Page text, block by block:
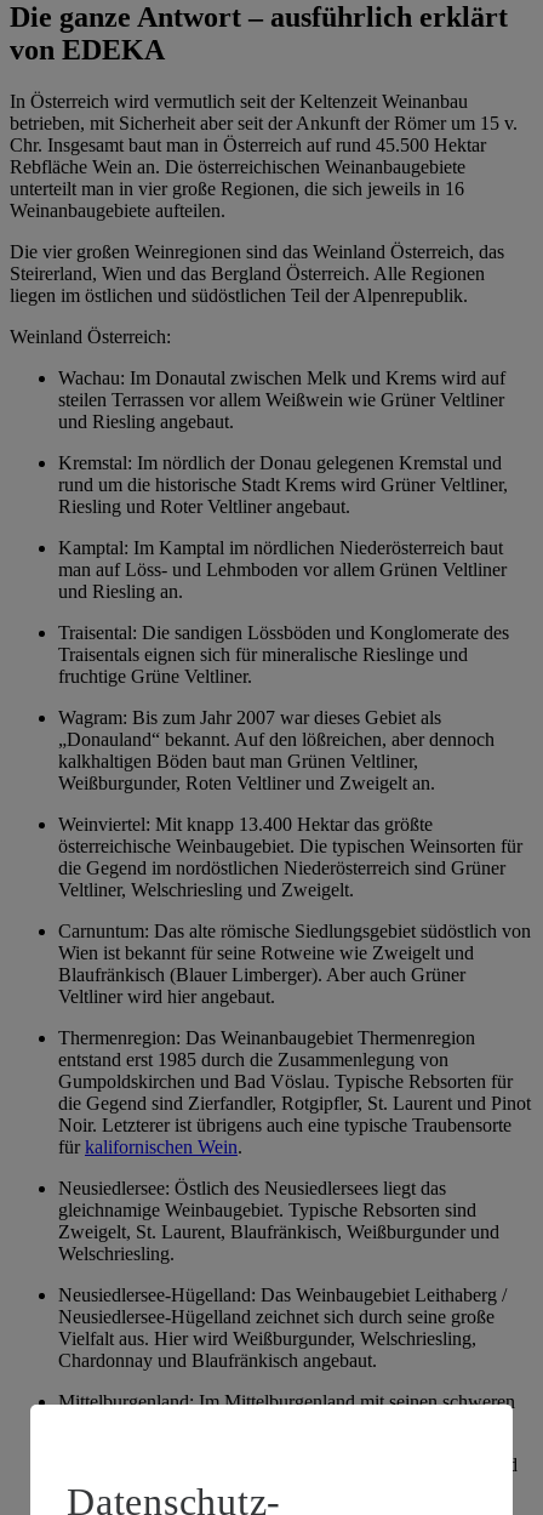
Die ganze Antwort – ausführlich erklärt
von EDEKA
In Österreich wird vermutlich seit der Keltenzeit Weinanbau
betrieben, mit Sicherheit aber seit der Ankunft der Römer um 15 v.
Chr. Insgesamt baut man in Österreich auf rund 45.500 Hektar
Rebfläche Wein an. Die österreichischen Weinanbaugebiete
unterteilt man in vier große Regionen, die sich jeweils in 16
Weinanbaugebiete aufteilen.
Die vier großen Weinregionen sind das Weinland Österreich, das
Steirerland, Wien und das Bergland Österreich. Alle Regionen
liegen im östlichen und südöstlichen Teil der Alpenrepublik.
Weinland Österreich:
Wachau: Im Donautal zwischen Melk und Krems wird auf
steilen Terrassen vor allem Weißwein wie Grüner Veltliner
und Riesling angebaut.
Kremstal: Im nördlich der Donau gelegenen Kremstal und
rund um die historische Stadt Krems wird Grüner Veltliner,
Riesling und Roter Veltliner angebaut.
Kamptal: Im Kamptal im nördlichen Niederösterreich baut
man auf Löss- und Lehmboden vor allem Grünen Veltliner
und Riesling an.
Traisental: Die sandigen Lössböden und Konglomerate des
Traisentals eignen sich für mineralische Rieslinge und
fruchtige Grüne Veltliner.
Wagram: Bis zum Jahr 2007 war dieses Gebiet als
„Donauland“ bekannt. Auf den lößreichen, aber dennoch
kalkhaltigen Böden baut man Grünen Veltliner,
Weißburgunder, Roten Veltliner und Zweigelt an.
Weinviertel: Mit knapp 13.400 Hektar das größte
österreichische Weinbaugebiet. Die typischen Weinsorten für
die Gegend im nordöstlichen Niederösterreich sind Grüner
Veltliner, Welschriesling und Zweigelt.
Carnuntum: Das alte römische Siedlungsgebiet südöstlich von
Wien ist bekannt für seine Rotweine wie Zweigelt und
Blaufränkisch (Blauer Limberger). Aber auch Grüner
Veltliner wird hier angebaut.
Thermenregion: Das Weinanbaugebiet Thermenregion
entstand erst 1985 durch die Zusammenlegung von
Gumpoldskirchen und Bad Vöslau. Typische Rebsorten für
die Gegend sind Zierfandler, Rotgipfler, St. Laurent und Pinot
Noir. Letzterer ist übrigens auch eine typische Traubensorte
für kalifornischen Wein.
Neusiedlersee: Östlich des Neusiedlersees liegt das
gleichnamige Weinbaugebiet. Typische Rebsorten sind
Zweigelt, St. Laurent, Blaufränkisch, Weißburgunder und
Welschriesling.
Neusiedlersee-Hügelland: Das Weinbaugebiet Leithaberg /
Neusiedlersee-Hügelland zeichnet sich durch seine große
Vielfalt aus. Hier wird Weißburgunder, Welschriesling,
Chardonnay und Blaufränkisch angebaut.
Mittelburgenland: Im Mittelburgenland mit seinen schweren
Südburgenland: Das Weingebiet Eisenberg / Südburgenland
reicht von Rechnitz im Norden bis nach Güssing im Süden.
Die Region zeichnet sich durch den Anbau von
Datenschutz-